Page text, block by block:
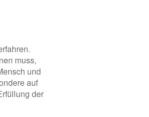
muss,
und
auf
der